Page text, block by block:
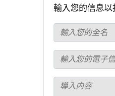
輸入您的信息